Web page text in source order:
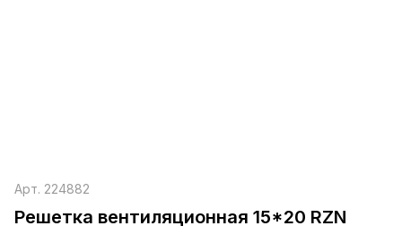
Арт. 224882
Решетка вентиляционная 15*20 RZN